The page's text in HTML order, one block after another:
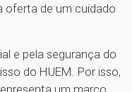
oferta de um cuidado
e pela segurança do
do HUEM. Por isso,
um marco